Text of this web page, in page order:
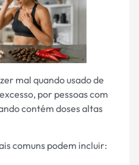
mal quando usado de
por pessoas com
contém doses altas
comuns podem incluir: